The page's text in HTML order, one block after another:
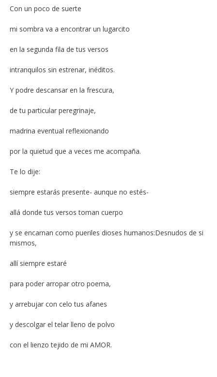
Con un poco de suerte
mi sombra va a encontrar un lugarcito
en la segunda fila de tus versos
intranquilos sin estrenar, inéditos.
Y podre descansar en la frescura,
de tu particular peregrinaje,
madrina eventual reflexionando
por la quietud que a veces me acompaña.
Te lo dije:
siempre estarás presente- aunque no estés-
allá donde tus versos toman cuerpo
y se encarnan como pueriles dioses humanos:Desnudos de si
mismos,
allí siempre estaré
para poder arropar otro poema,
y arrebujar con celo tus afanes
y descolgar el telar lleno de polvo
con el lienzo tejido de mi AMOR.